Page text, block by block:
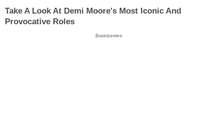
Take A Look At Demi Moore's Most Iconic And
Provocative Roles
Brainberries